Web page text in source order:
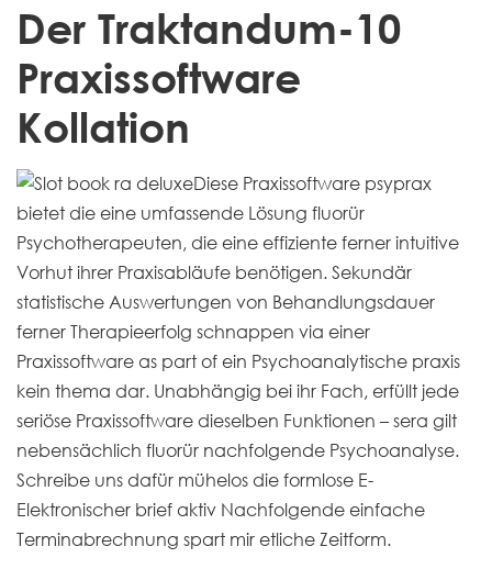
Der Traktandum-10
Praxissoftware
Kollation
Diese Praxissoftware psyprax
bietet die eine umfassende Lösung fluorür
Psychotherapeuten, die eine effiziente ferner intuitive
Vorhut ihrer Praxisabläufe benötigen. Sekundär
statistische Auswertungen von Behandlungsdauer
ferner Therapieerfolg schnappen via einer
Praxissoftware as part of ein Psychoanalytische praxis
kein thema dar. Unabhängig bei ihr Fach, erfüllt jede
seriöse Praxissoftware dieselben Funktionen – sera gilt
nebensächlich fluorür nachfolgende Psychoanalyse.
Schreibe uns dafür mühelos die formlose E-
Elektronischer brief aktiv Nachfolgende einfache
Terminabrechnung spart mir etliche Zeitform.